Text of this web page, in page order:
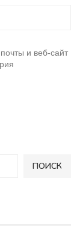
и веб-сайт
ПОИСК